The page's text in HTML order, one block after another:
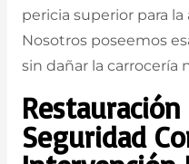
pericia superior para
Nosotros poseemos
sin dañar la carrocería
Restauración
Seguridad